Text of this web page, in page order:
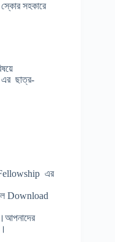
সহকারে
ছাত্র-
Fellowship এর
Download